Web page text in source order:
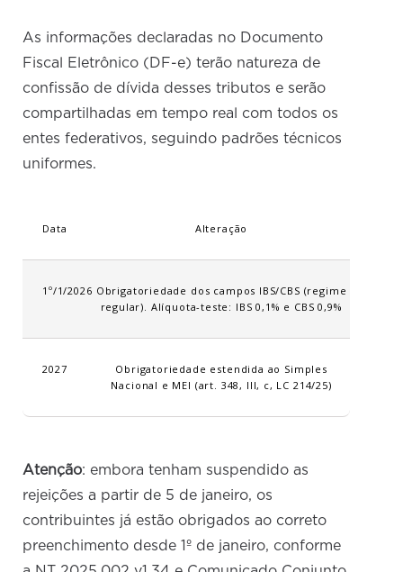
As informações declaradas no Documento
Fiscal Eletrônico (DF-e) terão natureza de
confissão de dívida desses tributos e serão
compartilhadas em tempo real com todos os
entes federativos, seguindo padrões técnicos
uniformes.
Data Alteração
1º/1/2026 Obrigatoriedade dos campos IBS/CBS (regime
regular). Alíquota-teste: IBS 0,1% e CBS 0,9%
2027
Obrigatoriedade estendida ao Simples
Nacional e MEI (art. 348, III, c, LC 214/25)
Atenção: embora tenham suspendido as
rejeições a partir de 5 de janeiro, os
contribuintes já estão obrigados ao correto
preenchimento desde 1º de janeiro, conforme